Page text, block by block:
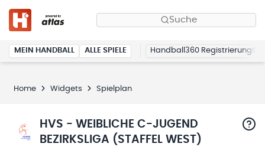
Suche
MEIN HANDBALL ALLE SPIELE Handball360 Registrierung
Home Widgets Spielplan
HVS - WEIBLICHE C-JUGEND
BEZIRKSLIGA (STAFFEL WEST)